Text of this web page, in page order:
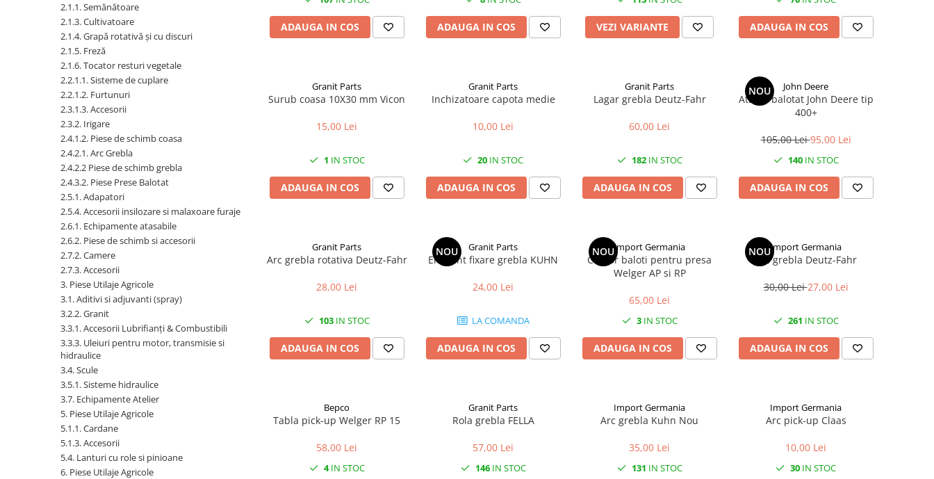
1.6.2. Alternatoare
1.6.3. Instalații de Iluminat
1.6.4. Demaroare
1.6.8. Echipamente & aparate de
masurare/testare
1.6.5. Întrerupătoare
1.6.6 Priza & Stechere
1.6.7. Diverse
1.7. Sisteme de franare
1.7.1 Cablu frana
1.7.2. Placute de frana
1.7.3. Simeringuri sistem franare
1.7.4. Piese si accesorii frana
1.7.5. O-ring frana
1.8. Transmisie
1.8.1. Prize de putere
2.1.1. Semănătoare
2.1.3. Cultivatoare
2.1.4. Grapă rotativă și cu discuri
2.1.5. Freză
2.1.6. Tocator resturi vegetale
2.2.1.1. Sisteme de cuplare
2.2.1.2. Furtunuri
2.3.1.3. Accesorii
2.3.2. Irigare
2.4.1.2. Piese de schimb coasa
2.4.2.1. Arc Grebla
2.4.2.2 Piese de schimb grebla
2.4.3.2. Piese Prese Balotat
2.5.1. Adapatori
2.5.4. Accesorii insilozare si malaxoare furaje
2.6.1. Echipamente atasabile
2.6.2. Piese de schimb si accesorii
2.7.2. Camere
2.7.3. Accesorii
3. Piese Utilaje Agricole
3.1. Aditivi si adjuvanti (spray)
3.2.2. Granit
3.3.1. Accesorii Lubrifianți & Combustibili
3.3.3. Uleiuri pentru motor, transmisie si
hidraulice
3.4. Scule
3.5.1. Sisteme hidraulice
3.7. Echipamente Atelier
5. Piese Utilaje Agricole
5.1.1. Cardane
5.1.3. Accesorii
5.4. Lanturi cu role si pinioane
6. Piese Utilaje Agricole
ADAUGA IN COS ADAUGA IN COS VEZI VARIANTE ADAUGA IN COS
Granit Parts
Surub coasa 10X30 mm Vicon
15,00 Lei
1 IN STOC
ADAUGA IN COS
Granit Parts
Inchizatoare capota medie
10,00 Lei
20 IN STOC
ADAUGA IN COS
Granit Parts
Lagar grebla Deutz-Fahr
60,00 Lei
182IN STOC
ADAUGA IN COS
NOU John Deere
Ata de balotat John Deere tip
400+
105,00 Lei95,00 Lei
140IN STOC
ADAUGA IN COS
Granit Parts
Arc grebla rotativa Deutz-Fahr
28,00 Lei
103IN STOC
ADAUGA IN COS
NOU Granit Parts
Element fixare grebla KUHN
24,00 Lei
LA COMANDA
ADAUGA IN COS
NOUImport Germania
Contor baloti pentru presa
Welger AP si RP
65,00 Lei
3IN STOC
ADAUGA IN COS
NOUImport Germania
Arc grebla Deutz-Fahr
30,00 Lei27,00 Lei
261 IN STOC
ADAUGA IN COS
Bepco
Tabla pick-up Welger RP 15
58,00 Lei
4IN STOC
Granit Parts
Rola grebla FELLA
57,00 Lei
146IN STOC
Import Germania
Arc grebla Kuhn Nou
35,00 Lei
131 IN STOC
Import Germania
Arc pick-up Claas
10,00 Lei
30 IN STOC